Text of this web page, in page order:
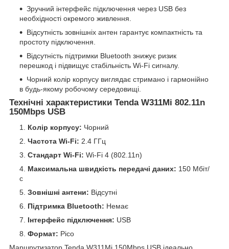
Зручний інтерфейс підключення через USB без
необхідності окремого живлення.
Відсутність зовнішніх антен гарантує компактність та
простоту підключення.
Відсутність підтримки Bluetooth знижує ризик
перешкод і підвищує стабільність Wi-Fi сигналу.
Чорний колір корпусу виглядає стримано і гармонійно
в будь-якому робочому середовищі.
Технічні характеристики Tenda W311Mi 802.11n
150Mbps USB
Колір корпусу: Чорний
Частота Wi-Fi: 2.4 ГГц
Стандарт Wi-Fi: Wi-Fi 4 (802.11n)
Максимальна швидкість передачі даних: 150 Мбіт/
с
Зовнішні антени: Відсутні
Підтримка Bluetooth: Немає
Інтерфейс підключення: USB
Формат: Pico